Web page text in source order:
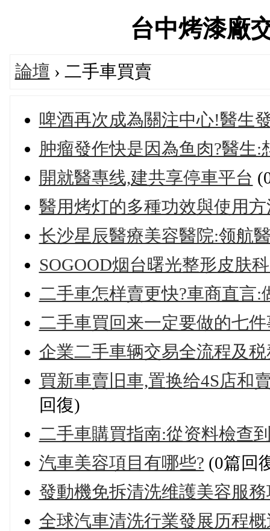
台中烤漆廠
論壇 › 二手車買賣
啤酒再次成為關注中心!醫生
肿瘤發作快是因為鱼肉?醫生:
開就醫專线,建共享停車平台
醫用烤灯的多種功效與使用方
长沙星辰醫療美容醫院:领航
SOGOOD烟台曙光整形皮肤
二手車怎样賣更快?車商直言
二手車買回来一定要做的七件
企業二手車辆交易全流程及
買新車賣旧車,置换给4S店和
回復)
二手車購買指南:從资料檢查
汽車美容項目有哪些? (0篇回
發動機免拆清洗维護美容服
全球汽車清洗行業發展历程概